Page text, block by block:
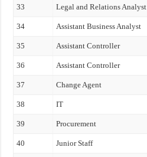
33 Legal and Relations Analyst
34 Assistant Business Analyst
35 Assistant Controller
36 Assistant Controller
37 Change Agent
38 IT
39 Procurement
40 Junior Staff